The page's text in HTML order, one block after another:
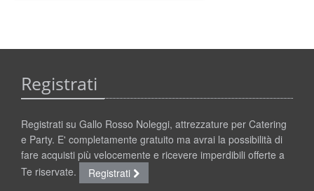
Registrati
Registrati su Gallo Rosso Noleggi, attrezzature per Catering
e Party. E' completamente gratuito ma avrai la possibilità di
fare acquisti più velocemente e ricevere imperdibili offerte a
Te riservate.
Registrati